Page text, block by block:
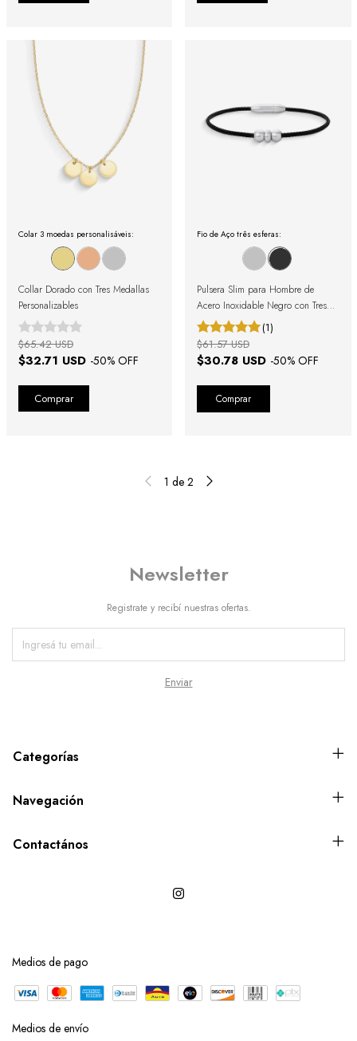
Colar 3 moedas personalisáveis:
Collar Dorado con Tres Medallas
Personalizables
$32.71 USD -50% OFF
$65.42 USD
Fio de Aço três esferas:
Pulsera Slim para Hombre de
Acero Inoxidable Negro con Tres
Esferas
(1)
$30.78 USD -50% OFF
$61.57 USD
Comprar
1 de 2
Newsletter
Registrate y recibí nuestras ofertas.
Categorías
Navegación
Contactános
Medios de pago
Medios de envío